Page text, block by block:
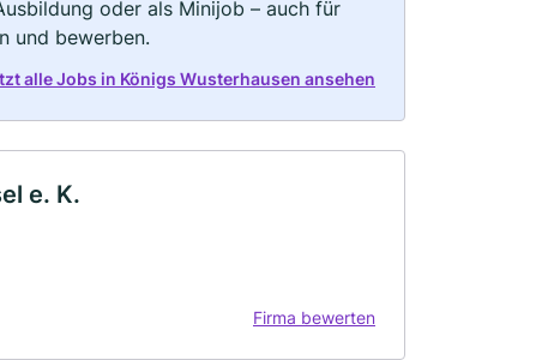
oder als Minijob – auch für
und bewerben.
alle Jobs in Königs Wusterhausen ansehen
e. K.
Firma bewerten